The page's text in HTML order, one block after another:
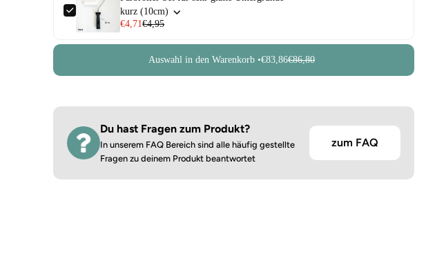
kurz (10cm)
€4,71€4,95
Auswahl in den Warenkorb •€83,86€86,80
Du hast Fragen zum Produkt?
In unserem FAQ Bereich sind alle häufig gestellte
Fragen zu deinem Produkt beantwortet
zum FAQ